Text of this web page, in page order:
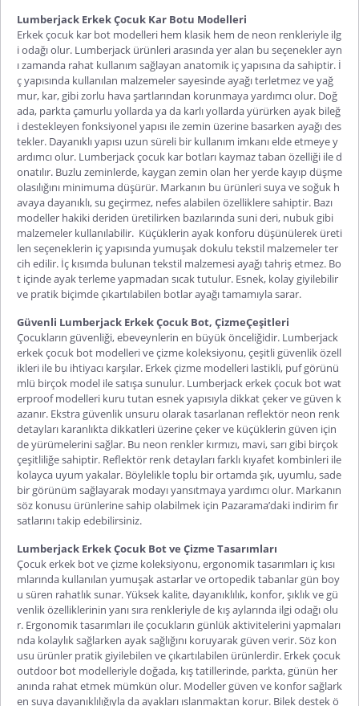
Lumberjack Erkek Çocuk Kar Botu Modelleri
Erkek çocuk kar bot modelleri hem klasik hem de neon renkleriyle ilg
i odağı olur. Lumberjack ürünleri arasında yer alan bu seçenekler ayn
ı zamanda rahat kullanım sağlayan anatomik iç yapısına da sahiptir. İ
ç yapısında kullanılan malzemeler sayesinde ayağı terletmez ve yağ
mur, kar, gibi zorlu hava şartlarından korunmaya yardımcı olur. Doğ
ada, parkta çamurlu yollarda ya da karlı yollarda yürürken ayak bileğ
i destekleyen fonksiyonel yapısı ile zemin üzerine basarken ayağı des
tekler. Dayanıklı yapısı uzun süreli bir kullanım imkanı elde etmeye y
ardımcı olur. Lumberjack çocuk kar botları kaymaz taban özelliği ile d
onatılır. Buzlu zeminlerde, kaygan zemin olan her yerde kayıp düşme
olasılığını minimuma düşürür. Markanın bu ürünleri suya ve soğuk h
avaya dayanıklı, su geçirmez, nefes alabilen özelliklere sahiptir. Bazı
modeller hakiki deriden üretilirken bazılarında suni deri, nubuk gibi
malzemeler kullanılabilir. Küçüklerin ayak konforu düşünülerek üreti
len seçeneklerin iç yapısında yumuşak dokulu tekstil malzemeler ter
cih edilir. İç kısımda bulunan tekstil malzemesi ayağı tahriş etmez. Bo
t içinde ayak terleme yapmadan sıcak tutulur. Esnek, kolay giyilebilir
ve pratik biçimde çıkartılabilen botlar ayağı tamamıyla sarar.
Güvenli Lumberjack Erkek Çocuk Bot, ÇizmeÇeşitleri
Çocukların güvenliği, ebeveynlerin en büyük önceliğidir. Lumberjack
erkek çocuk bot modellerive çizme koleksiyonu, çeşitli güvenlik özell
ikleri ile bu ihtiyacı karşılar. Erkek çizme modelleri lastikli, puf görünü
mlü birçok model ile satışa sunulur. Lumberjack erkek çocuk bot wat
erproofmodelleri kuru tutan esnek yapısıyla dikkat çeker ve güven k
azanır. Ekstra güvenlik unsuru olarak tasarlanan reflektör neon renk
detayları karanlıkta dikkatleri üzerine çeker ve küçüklerin güven için
de yürümelerini sağlar. Bu neon renkler kırmızı, mavi, sarı gibi birçok
çeşitliliğe sahiptir. Reflektör renk detayları farklı kıyafet kombinleri ile
kolayca uyum yakalar. Böylelikle toplu bir ortamda şık, uyumlu, sade
bir görünüm sağlayarak modayı yansıtmaya yardımcı olur. Markanın
söz konusu ürünlerine sahip olabilmek için Pazarama’daki indirim fır
satlarını takip edebilirsiniz.
Lumberjack Erkek Çocuk Bot ve Çizme Tasarımları
Çocuk erkek botve çizme koleksiyonu, ergonomik tasarımları iç kısı
mlarında kullanılan yumuşak astarlar ve ortopedik tabanlar gün boy
u süren rahatlık sunar. Yüksek kalite, dayanıklılık, konfor, şıklık ve gü
venlik özelliklerinin yanı sıra renkleriyle de kış aylarında ilgi odağı olu
r. Ergonomik tasarımları ile çocukların günlük aktivitelerini yapmaları
nda kolaylık sağlarken ayak sağlığını koruyarak güven verir. Söz kon
usu ürünler pratik giyilebilen ve çıkartılabilen ürünlerdir. Erkek çocuk
outdoor bot modelleriyle doğada, kış tatillerinde, parkta, günün her
anında rahat etmek mümkün olur. Modeller güven ve konfor sağlark
en suya dayanıklılığıyla da ayakları ıslanmaktan korur. Bilek destek ö